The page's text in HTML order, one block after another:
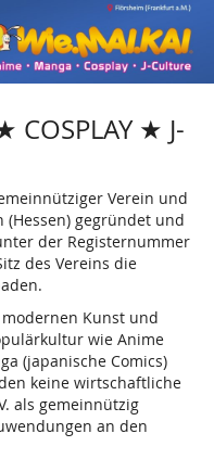
★ J-
Verein und
(Hessen) gegründet und
der Registernummer
des Vereins die
Kunst und
wie Anime
(japanische Comics)
keine wirtschaftliche
als gemeinnützig
an den